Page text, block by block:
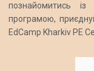
познайомитись
програмою,
EdCamp Kharkiv PE